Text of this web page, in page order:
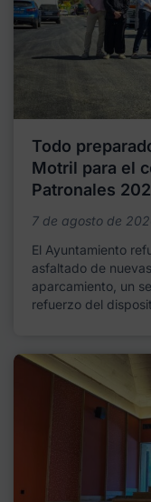
Todo
Motril para el
Patronales
7 de agosto de
El Ayuntamiento
asfaltado de
aparcamiento, un
refuerzo del